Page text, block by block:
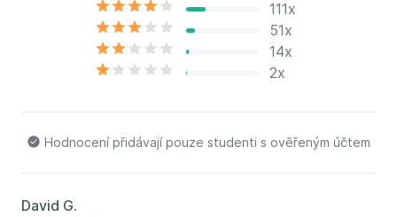
111x
51x
14x
2x
Hodnocení přidávají pouze studenti s ověřeným účtem
David G.